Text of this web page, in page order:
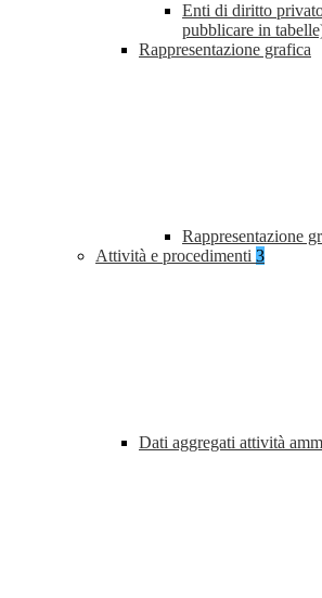
Enti di diritto
pubblicare in
Rappresentazione grafica
Rappresentazione
Attività e procedimenti 3
Dati aggregati attività